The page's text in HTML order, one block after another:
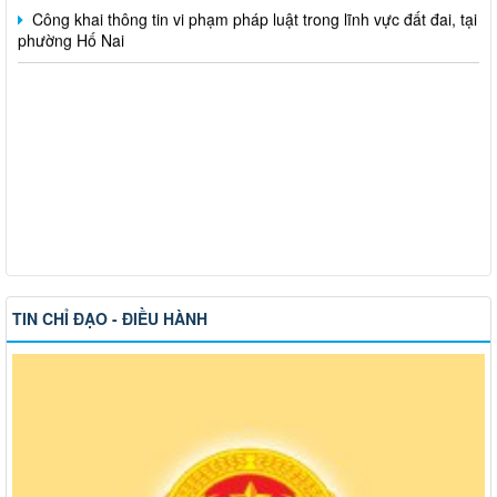
phường Hố Nai
TIN CHỈ ĐẠO - ĐIỀU HÀNH